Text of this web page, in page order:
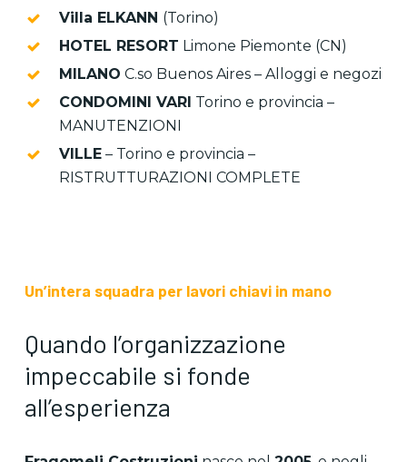
Villa ELKANN (Torino)
HOTEL RESORT Limone Piemonte (CN)
MILANO C.so Buenos Aires – Alloggi e negozi
CONDOMINI VARI Torino e provincia –
MANUTENZIONI
VILLE– Torino e provincia –
RISTRUTTURAZIONI COMPLETE
Un’intera squadra per lavori chiavi in mano
Quando l’organizzazione
impeccabile si fonde
all’esperienza